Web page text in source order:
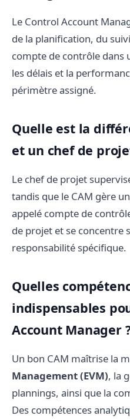
Le Control Account
de la planification, du
compte de contrôle dans
les délais et la
périmètre assigné.
Quelle est la
et un chef de
Le chef de projet
tandis que le CAM gère
appelé compte de
de projet et se concentre
responsabilité spécifique.
Quelles
indispensables
Account Manager
Un bon CAM maîtrise la
Management (EVM), la
plannings, ainsi que la
Des compétences